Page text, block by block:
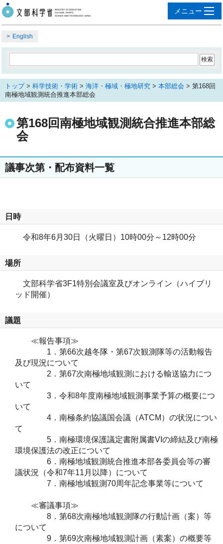
English
トップ> 科学技術・学術 > 海洋・極域・極地研究 > 本部総会 > 第168回
南極地域観測統合推進本部総会
第168回南極地域観測統合推進本部総
会
議事次第・配布資料一覧
日時
令和8年6月30日（火曜日）10時00分～12時00分
場所
文部科学省3F1特別会議室及びオンライン（ハイブリ
ッド開催）
議題
≪報告事項≫
1．第66次越冬隊・第67次観測隊等の活動報告
及び現況について
2．第67次南極地域観測における輸送協力につ
いて
3．令和8年度南極地域観測事業予算の概要につ
いて
4．南極条約協議国会議（ATCM）の状況につい
て
5．南極環境保護議定書附属書VIの締結及び南極
環境保護法の改正について
6．南極地域観測統合推進本部各委員会等の審
議状況（令和7年11月以降）について
7．南極地域観測70周年記念事業等について
≪審議事項≫
8．第68次南極地域観測隊の行動計画（案）等
について
9．第69次南極地域観測計画（素案）の概要等